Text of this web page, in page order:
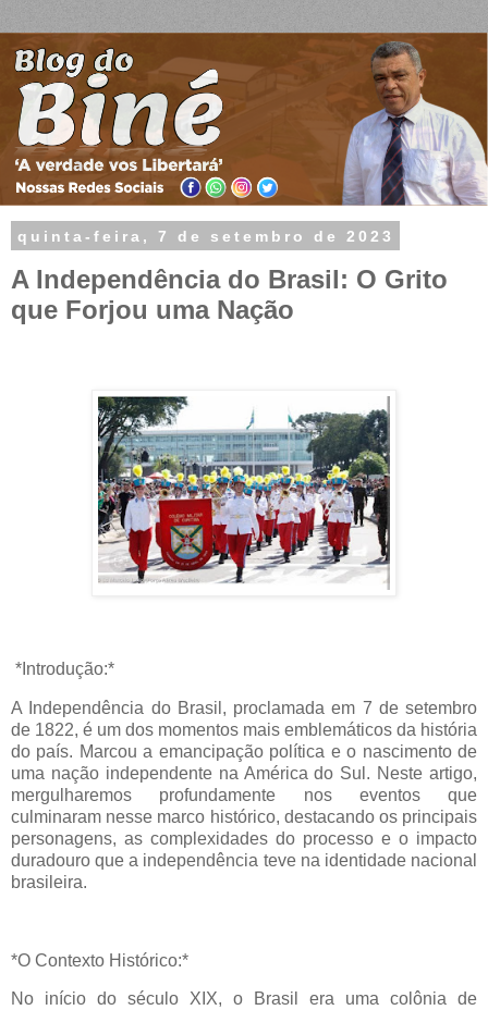
quinta-feira, 7 de setembro de 2023
A Independência do Brasil: O Grito
que Forjou uma Nação
*Introdução:*
A Independência do Brasil, proclamada em 7 de setembro
de 1822, é um dos momentos mais emblemáticos da história
do país. Marcou a emancipação política e o nascimento de
uma nação independente na América do Sul. Neste artigo,
mergulharemos profundamente nos eventos que
culminaram nesse marco histórico, destacando os principais
personagens, as complexidades do processo e o impacto
duradouro que a independência teve na identidade nacional
brasileira.
*O Contexto Histórico:*
No início do século XIX, o Brasil era uma colônia de